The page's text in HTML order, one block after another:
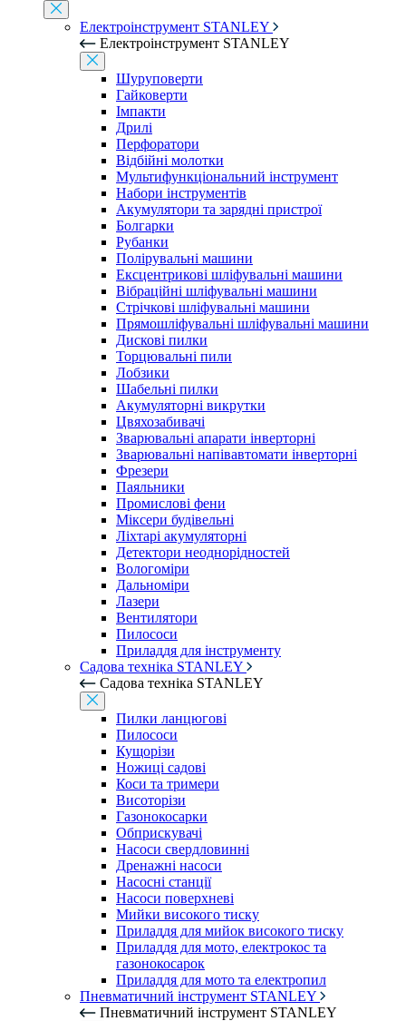
Електроінструмент STANLEY
Електроінструмент STANLEY
Шуруповерти
Гайковерти
Імпакти
Дрилі
Перфоратори
Відбійні молотки
Мультифункціональний інструмент
Набори інструментів
Акумулятори та зарядні пристрої
Болгарки
Рубанки
Полірувальні машини
Ексцентрикові шліфувальні машини
Вібраційні шліфувальні машини
Стрічкові шліфувальні машини
Прямошліфувальні шліфувальні машини
Дискові пилки
Торцювальні пили
Лобзики
Шабельні пилки
Акумуляторні викрутки
Цвяхозабивачі
Зварювальні апарати інверторні
Зварювальні напівавтомати інверторні
Фрезери
Паяльники
Промислові фени
Міксери будівельні
Ліхтарі акумуляторні
Детектори неоднорідностей
Вологоміри
Дальноміри
Лазери
Вентилятори
Пилососи
Приладдя для інструменту
Садова техніка STANLEY
Садова техніка STANLEY
Пилки ланцюгові
Пилососи
Кущорізи
Ножиці садові
Коси та тримери
Висоторізи
Газонокосарки
Обприскувачі
Насоси свердловинні
Дренажні насоси
Насосні станції
Насоси поверхневі
Мийки високого тиску
Приладдя для мийок високого тиску
Приладдя для мото, електрокос та
газонокосарок
Приладдя для мото та електропил
Пневматичний інструмент STANLEY
Пневматичний інструмент STANLEY